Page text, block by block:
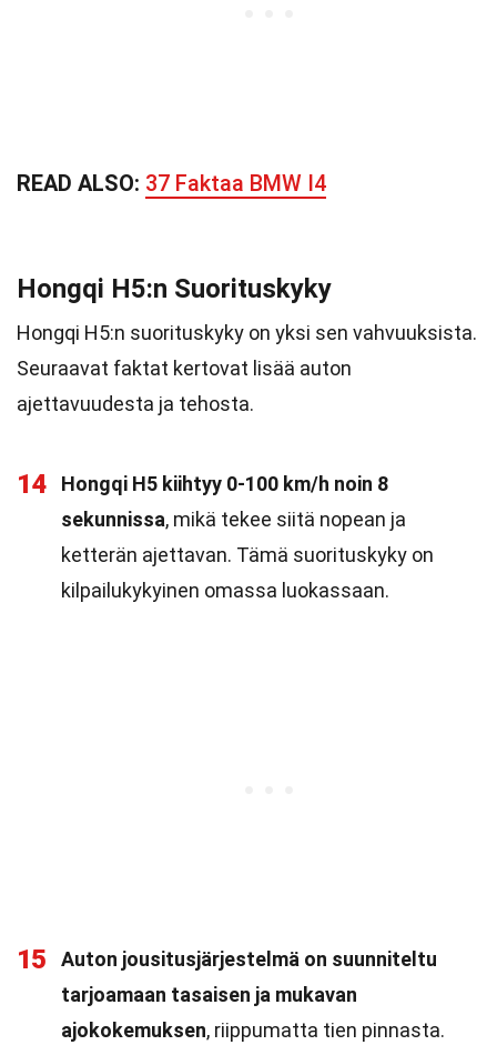
READ ALSO: 37 Faktaa BMW I4
Hongqi H5:n Suorituskyky
Hongqi H5:n suorituskyky on yksi sen vahvuuksista.
Seuraavat faktat kertovat lisää auton
ajettavuudesta ja tehosta.
14
Hongqi H5 kiihtyy 0-100 km/h noin 8
sekunnissa, mikä tekee siitä nopean ja
ketterän ajettavan. Tämä suorituskyky on
kilpailukykyinen omassa luokassaan.
15
Auton jousitusjärjestelmä on suunniteltu
tarjoamaan tasaisen ja mukavan
ajokokemuksen, riippumatta tien pinnasta.